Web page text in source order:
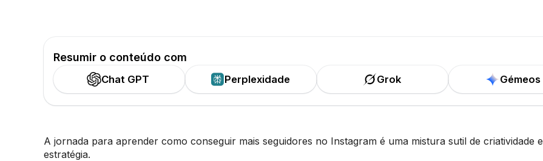
Resumir o conteúdo com
Chat GPT Perplexidade Grok Gémeos
A jornada para aprender como conseguir mais seguidores no Instagram é uma mistura sutil de criatividade e
estratégia.